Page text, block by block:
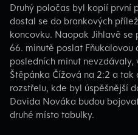
Druhý poločas byl kopií první
dostal se do brankových
koncovku. Naopak Jihlavě
66. minutě poslat
posledních minut
Štěpánka Čížová na 2:2 a
rozstřelu, kde byl úspěšnější
Davida Nováka budou
druhé místo tabulky.